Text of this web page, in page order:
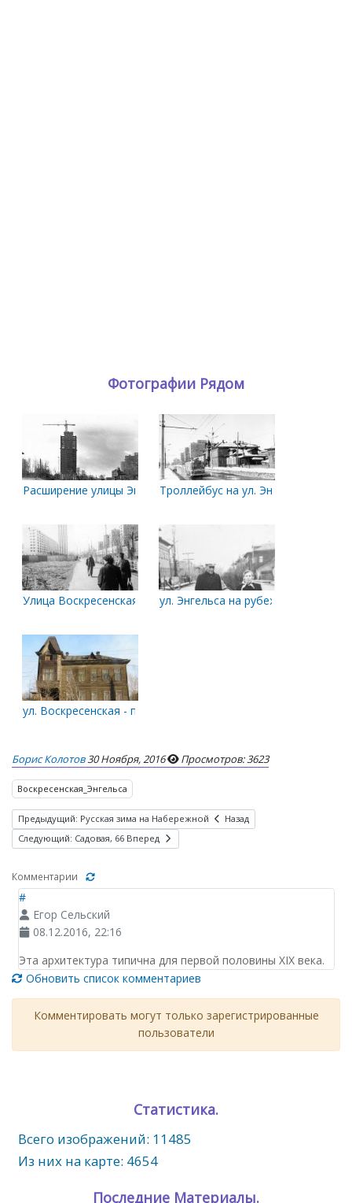
Фотографии Рядом
Расширение улицы ЭнгельсаТроллейбус на ул. Энгельса
Улица Воскресенская ул. Энгельса на рубеже 50-60-х
ул. Воскресенская - пр. Ломоносова
Борис Колотов30 Ноября, 2016 Просмотров: 3623
Воскресенская_Энгельса
Предыдущий: Русская зима на Набережной
Назад
Следующий: Садовая, 66 Вперед
Комментарии
#
Егор Сельский
08.12.2016, 22:16
Эта архитектура типична для первой половины XIX века.
Обновить список комментариев
Комментировать могут только зарегистрированные
пользователи
Статистика.
Всего изображений: 11485
Из них на карте: 4654
Последние Материалы.